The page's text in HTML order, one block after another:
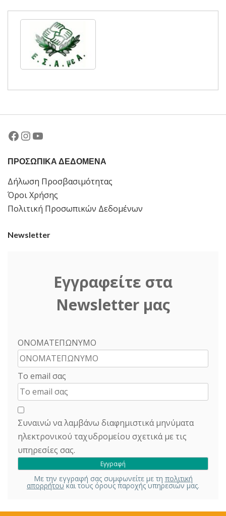
Facebook
Instagram
YouTube
ΠΡΟΣΩΠΙΚΑ ΔΕΔΟΜΕΝΑ
Δήλωση Προσβασιμότητας
Όροι Χρήσης
Πολιτική Προσωπικών Δεδομένων
Newsletter
Εγγραφείτε στα
Newsletter μας
ΟΝΟΜΑΤΕΠΩΝΥΜΟ
Το email σας
Συναινώ να λαμβάνω διαφημιστικά μηνύματα
ηλεκτρονικού ταχυδρομείου σχετικά με τις
υπηρεσίες σας.
Με την εγγραφή σας συμφωνείτε με τη πολιτική
απορρήτουκαι τους όρους παροχής υπηρεσιών μας.